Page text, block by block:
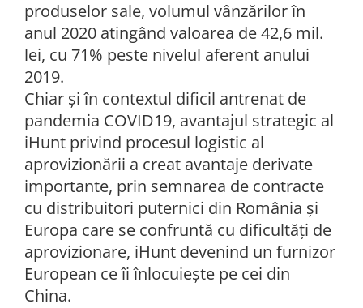
produselor sale, volumul vânzărilor în
anul 2020 atingând valoarea de 42,6 mil.
lei, cu 71% peste nivelul aferent anului
2019.
Chiar și în contextul dificil antrenat de
pandemia COVID19, avantajul strategic al
iHunt privind procesul logistic al
aprovizionării a creat avantaje derivate
importante, prin semnarea de contracte
cu distribuitori puternici din România și
Europa care se confruntă cu dificultăți de
aprovizionare, iHunt devenind un furnizor
European ce îi înlocuieşte pe cei din
China.